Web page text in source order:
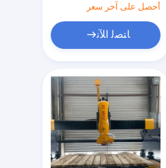
أحصل على آخر سعر
ﺎﺘﺼﻟ ﺍﻶﻧ